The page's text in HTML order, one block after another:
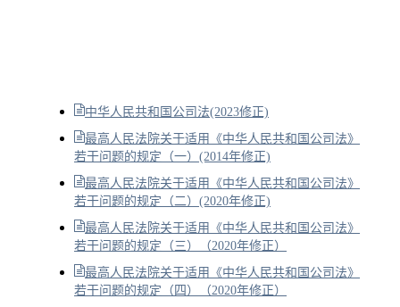
中华人民共和国公司法(2023修正)
最高人民法院关于适用《中华人民共和国公司法》
若干问题的规定（一）(2014年修正)
最高人民法院关于适用《中华人民共和国公司法》
若干问题的规定（二）(2020年修正)
最高人民法院关于适用《中华人民共和国公司法》
若干问题的规定（三）（2020年修正）
最高人民法院关于适用《中华人民共和国公司法》
若干问题的规定（四）（2020年修正）